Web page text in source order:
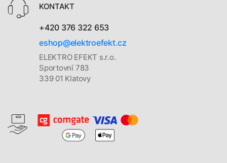
KONTAKT
+420 376 322 653
eshop@elektroefekt.cz
ELEKTRO EFEKT s.r.o.
Sportovní 783
339 01 Klatovy